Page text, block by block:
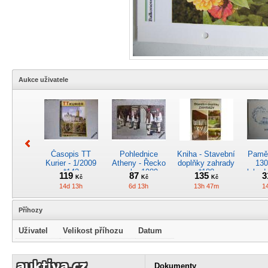
Aukce uživatele
Časopis TT
Kurier - 1/2009
*142
119Kč
14d 13h
Pohlednice
Atheny - Řecko
z roku 1989.
Nová nepoužitá
*5019
87 Kč
6d 13h
Kniha - Stavební
doplňky zahrady
*188
135 Kč
13h 47m
Pohlednice
kreslená -
Pánské kapesní
Pohlednice
motorového
Příhozy
Uživatel Velikost příhozu Datum
Dokumenty